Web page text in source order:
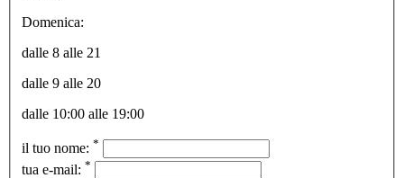
Domenica:
dalle 8 alle 21
dalle 9 alle 20
dalle 10:00 alle 19:00
il tuo nome: *
tua e-mail: *